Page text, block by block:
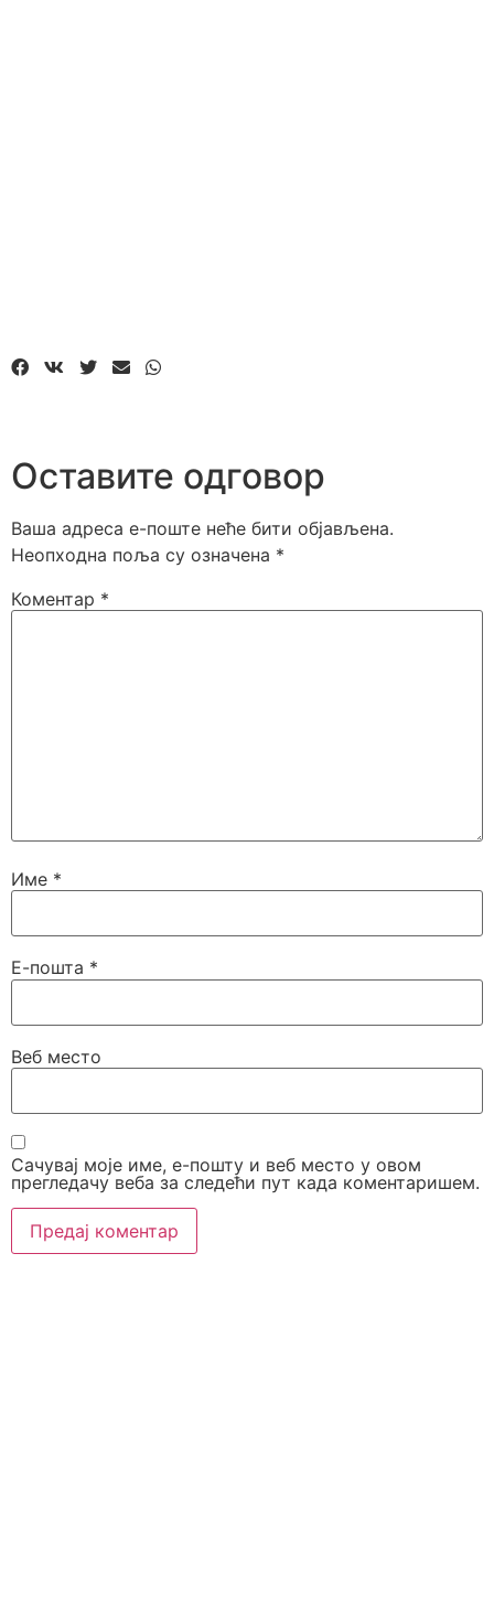
Оставите одговор
Ваша адреса е-поште неће бити објављена.
Неопходна поља су означена *
Коментар *
Име *
Е-пошта *
Веб место
Сачувај моје име, е-пошту и веб место у овом
прегледачу веба за следећи пут када коментаришем.